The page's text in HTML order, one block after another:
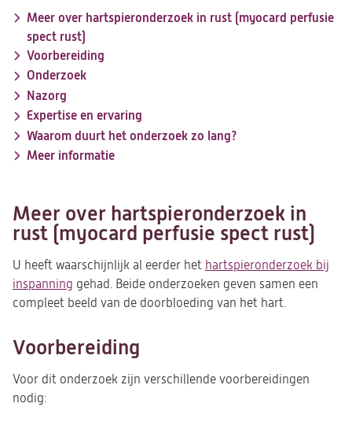
Meer over hartspieronderzoek in rust (myocard perfusie
spect rust)
Voorbereiding
Onderzoek
Nazorg
Expertise en ervaring
Waarom duurt het onderzoek zo lang?
Meer informatie
Meer over hartspieronderzoek in
rust (myocard perfusie spect rust)
U heeft waarschijnlijk al eerder het hartspieronderzoek bij
inspanning gehad. Beide onderzoeken geven samen een
compleet beeld van de doorbloeding van het hart.
Voorbereiding
Voor dit onderzoek zijn verschillende voorbereidingen
nodig: